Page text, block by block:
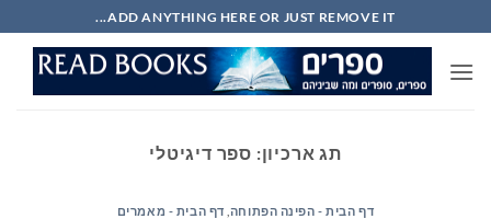
to
content
ADD ANYTHING HERE OR JUST REMOVE IT...
תג ארכיון: ספר דיגיטלי
דף הבית - הפינה הפתוחה דף הבית - מאמרים